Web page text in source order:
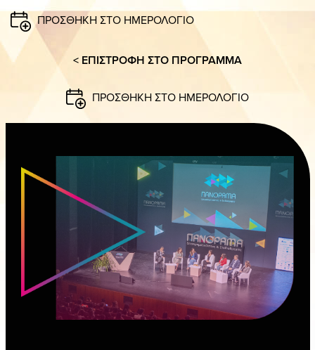
ΠΡΟΣΘΗΚΗ ΣΤΟ ΗΜΕΡΟΛΟΓΙΟ
< ΕΠΙΣΤΡΟΦΗ ΣΤΟ ΠΡΟΓΡΑΜΜΑ
ΠΡΟΣΘΗΚΗ ΣΤΟ ΗΜΕΡΟΛΟΓΙΟ